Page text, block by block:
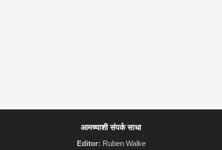
आमच्याशी संपर्क साधा
Editor: Ruben Walke